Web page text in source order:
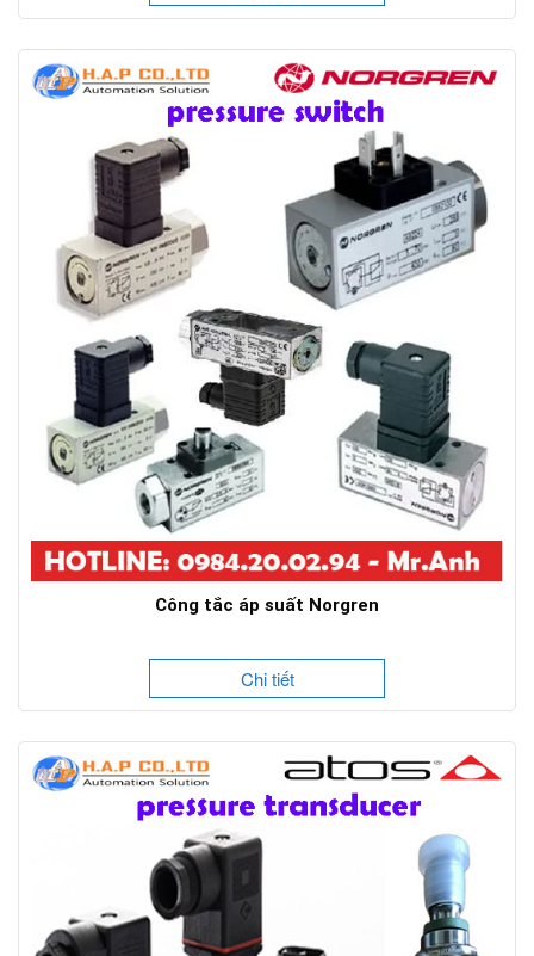
Công tắc áp suất Norgren
Chi tiết